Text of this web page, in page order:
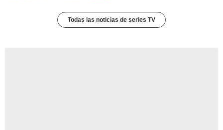
Todas las noticias de series TV